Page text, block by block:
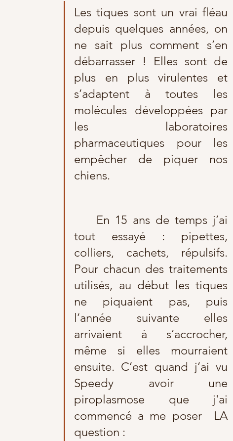
Les tiques sont un vrai fléau
depuis quelques années, on
ne sait plus comment s’en
débarrasser ! Elles sont de
plus en plus virulentes et
s’adaptent à toutes les
molécules développées par
les laboratoires
pharmaceutiques pour les
empêcher de piquer nos
chiens.
tout essayé : pipettes,
colliers, cachets, répulsifs.
Pour chacun des traitements
utilisés, au début les tiques
ne piquaient pas, puis
l’année suivante elles
arrivaient à s’accrocher,
même si elles mourraient
ensuite. C’est quand j’ai vu
Speedy avoir une
piroplasmose que j'ai
commencé a me poser  LA
question :